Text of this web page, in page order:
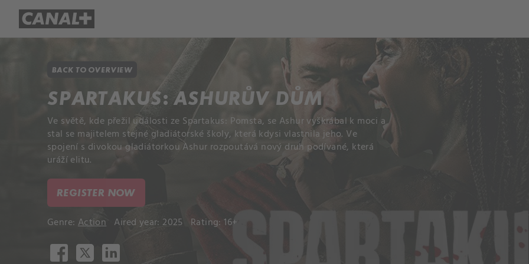
BACK TO OVERVIEW
SPARTAKUS: ASHURŮV DŮM
Ve světě, kde přežil události ze Spartakus: Pomsta, se Ashur vyškrábal k moci a
stal se majitelem stejné gladiátorské školy, která kdysi vlastnila jeho. Ve
spojení s divokou gladiátorkou Ashur rozpoutává nový druh podívané, která
uráží elitu.
REGISTER NOW
Genre: Action Aired year: 2025 Rating: 16+